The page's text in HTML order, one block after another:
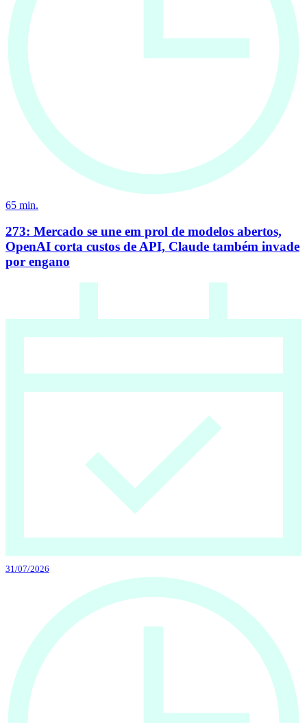
65 min.
273: Mercado se une em prol de modelos abertos,
OpenAI corta custos de API, Claude também invade
por engano
31/07/2026